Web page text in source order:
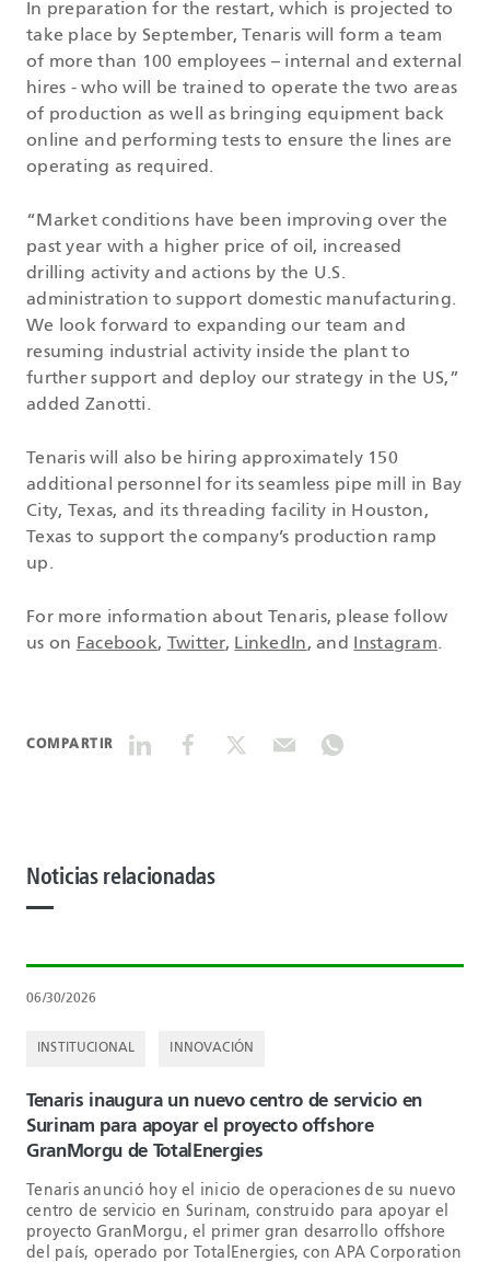
In preparation for the restart, which is projected to
take place by September, Tenaris will form a team
of more than 100 employees – internal and external
hires - who will be trained to operate the two areas
of production as well as bringing equipment back
online and performing tests to ensure the lines are
operating as required.
“Market conditions have been improving over the
past year with a higher price of oil, increased
drilling activity and actions by the U.S.
administration to support domestic manufacturing.
We look forward to expanding our team and
resuming industrial activity inside the plant to
further support and deploy our strategy in the US,”
added Zanotti.
Tenaris will also be hiring approximately 150
additional personnel for its seamless pipe mill in Bay
City, Texas, and its threading facility in Houston,
Texas to support the company’s production ramp
up.
For more information about Tenaris, please follow
us on Facebook, Twitter, LinkedIn, and Instagram.
COMPARTIR
Noticias relacionadas
06/30/2026
INSTITUCIONAL INNOVACIÓN
Tenaris inaugura un nuevo centro de servicio en
Surinam para apoyar el proyecto offshore
GranMorgu de TotalEnergies
Tenaris anunció hoy el inicio de operaciones de su nuevo
centro de servicio en Surinam, construido para apoyar el
proyecto GranMorgu, el primer gran desarrollo offshore
del país, operado por TotalEnergies, con APA Corporation